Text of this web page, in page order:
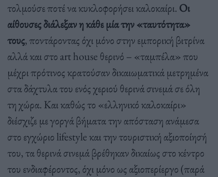
τολμούσε ποτέ να κυκλοφορήσει καλοκαίρι. Οι
αίθουσες διάλεξαν η κάθε μία την «ταυτότητα»
τους, ποντάροντας όχι μόνο στην εμπορική βιτρίνα
αλλά και στο art house θερινό – «ταμπέλα» που
μέχρι πρότινος κρατούσαν δικαιωματικά μετρημένα
στα δάχτυλα του ενός χεριού θερινά σινεμά σε όλη
τη χώρα. Και καθώς το «ελληνικό καλοκαίρι»
διέσχιζε με γοργά βήματα την απόσταση ανάμεσα
στο εγχώριο lifestyle και την τουριστική αξιοποίησή
του, τα θερινά σινεμά βρέθηκαν δικαίως στο κέντρο
του ενδιαφέροντος, όχι μόνο ως αξιοπερίεργο (παρά